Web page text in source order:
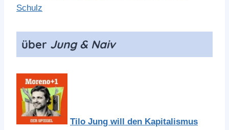
Schulz
über Jung & Naiv
Tilo Jung will den Kapitalismus